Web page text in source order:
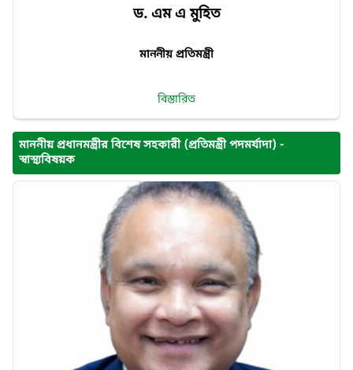
ড. এম এ মুহিত
মাননীয় প্রতিমন্ত্রী
বিস্তারিত
মাননীয় প্রধানমন্ত্রীর বিশেষ সহকারী (প্রতিমন্ত্রী পদমর্যাদা) -
স্বাস্থ্যবিষয়ক